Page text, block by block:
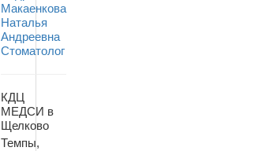
Макаенкова
Наталья
Андреевна
Стоматолог
КДЦ
МЕДСИ в
Щелково
Темпы,